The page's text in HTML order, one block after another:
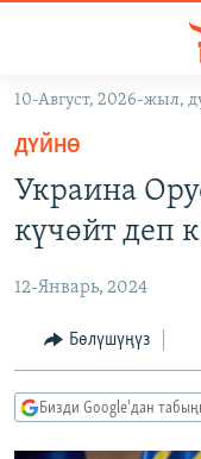
Навигацияга
өтүңүз
Издөөгө
салыңыз
ЖАҢЫЛЫКТАР
КЫРГЫЗСТАН
ЭКОНОМИКА
МАДАНИЯТ
ДҮЙНӨ
БОРБОР АЗИЯ
УКРАИНА
АТАЙЫН ИЛИКТӨӨ
ТВ ПРОГРАММАЛАР
ЭКСПЕРТТЕР ТАЛДАЙТ
ӨЗГӨЧӨ ПИКИР
10-Август, 2026-жыл,
ДҮЙНӨ
Украина
күчөйт деп
12-Январь, 2024
Бөлүшүңүз
Бизди Google'дан